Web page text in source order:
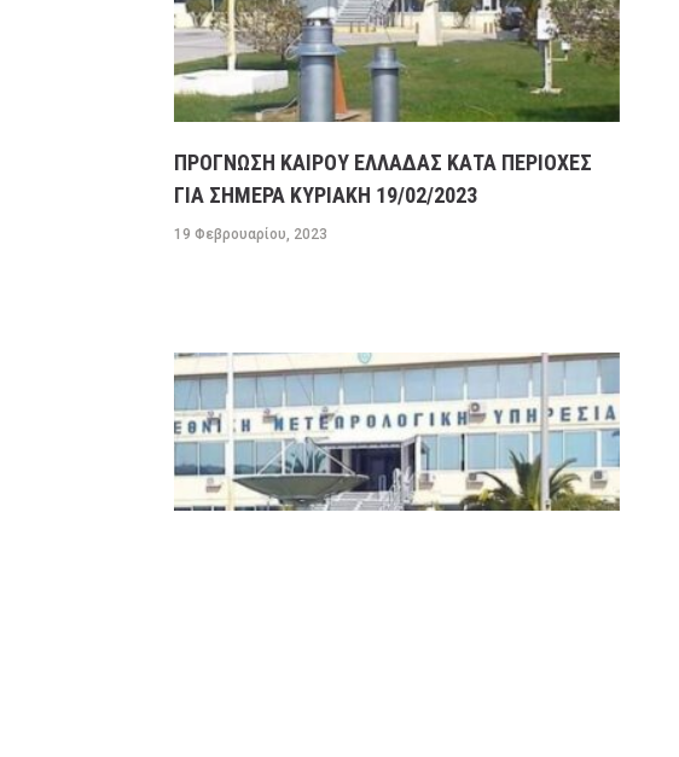
ΠΡΟΓΝΩΣΗ ΚΑΙΡΟΥ ΕΛΛΑΔΑΣ ΚΑΤΑ ΠΕΡΙΟΧΕΣ
ΓΙΑ ΣΗΜΕΡΑ ΚΥΡΙΑΚΗ 19/02/2023
19 Φεβρουαρίου, 2023